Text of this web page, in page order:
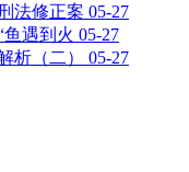
法修正案 05-27
遇到火 05-27
析（二） 05-27